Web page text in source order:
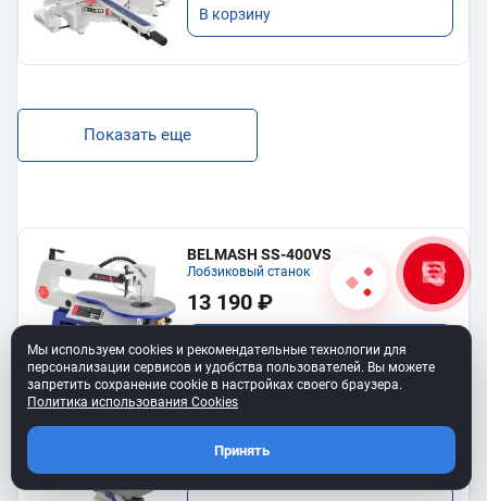
В корзину
Показать еще
BELMASH SS-400VS
Лобзиковый станок
13 190 ₽
В корзину
Станок лобзиковый BELMASH SS-
530VSP
34 990 ₽
Мы используем cookies и рекомендательные технологии для
персонализации сервисов и удобства пользователей. Вы можете
запретить сохранение cookie в настройках своего браузера.
Политика использования Cookies
Принять